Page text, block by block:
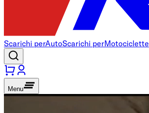
Scarichi perAutoScarichi perMotociclette
Menu